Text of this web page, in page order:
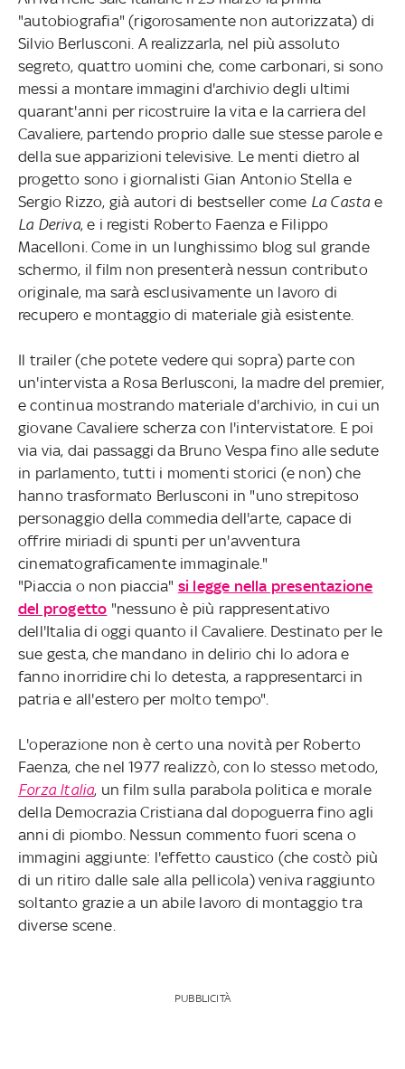
"autobiografia" (rigorosamente non autorizzata) di
Silvio Berlusconi. A realizzarla, nel più assoluto
segreto, quattro uomini che, come carbonari, si sono
messi a montare immagini d'archivio degli ultimi
quarant'anni per ricostruire la vita e la carriera del
Cavaliere, partendo proprio dalle sue stesse parole e
della sue apparizioni televisive. Le menti dietro al
progetto sono i giornalisti Gian Antonio Stella e
Sergio Rizzo, già autori di bestseller come La Castae
La Deriva, e i registi Roberto Faenza e Filippo
Macelloni. Come in un lunghissimo blog sul grande
schermo, il film non presenterà nessun contributo
originale, ma sarà esclusivamente un lavoro di
recupero e montaggio di materiale già esistente.
Il trailer (che potete vedere qui sopra) parte con
un'intervista a Rosa Berlusconi, la madre del premier,
e continua mostrando materiale d'archivio, in cui un
giovane Cavaliere scherza con l'intervistatore. E poi
via via, dai passaggi da Bruno Vespa fino alle sedute
in parlamento, tutti i momenti storici (e non) che
hanno trasformato Berlusconi in "uno strepitoso
personaggio della commedia dell'arte, capace di
offrire miriadi di spunti per un'avventura
cinematograficamente immaginale."
"Piaccia o non piaccia" si legge nella presentazione
del progetto "nessuno è più rappresentativo
dell'Italia di oggi quanto il Cavaliere. Destinato per le
sue gesta, che mandano in delirio chi lo adora e
fanno inorridire chi lo detesta, a rappresentarci in
patria e all'estero per molto tempo".
L'operazione non è certo una novità per Roberto
Faenza, che nel 1977 realizzò, con lo stesso metodo,
Forza Italia, un film sulla parabola politica e morale
della Democrazia Cristiana dal dopoguerra fino agli
anni di piombo. Nessun commento fuori scena o
immagini aggiunte: l'effetto caustico (che costò più
di un ritiro dalle sale alla pellicola) veniva raggiunto
soltanto grazie a un abile lavoro di montaggio tra
diverse scene.
PUBBLICITÀ